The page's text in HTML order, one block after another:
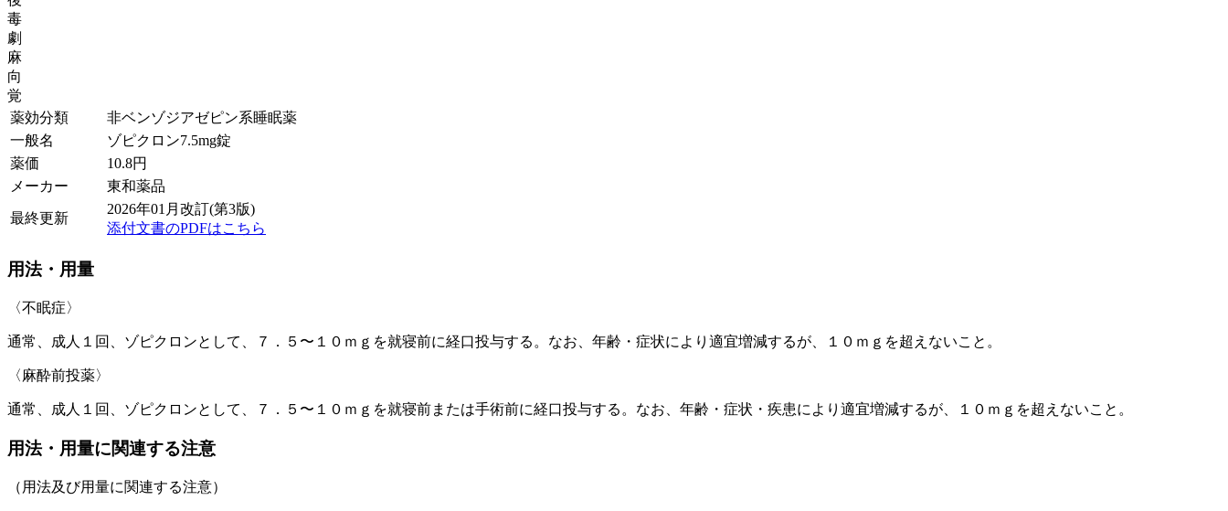
毒
劇
麻
向
覚
薬効分類
非ベンゾジアゼピン系睡眠薬
一般名
ゾピクロン7.5mg錠
薬価
10.8円
メーカー
東和薬品
最終更新
2026年01月改訂(第3版)
添付文書のPDFはこちら
用法・用量
〈不眠症〉
通常、成人１回、ゾピクロンとして、７．５〜１０ｍｇを就寝前に経口投与する。なお、年齢・症状により適宜増減するが、１０ｍｇを超えないこと。
〈麻酔前投薬〉
通常、成人１回、ゾピクロンとして、７．５〜１０ｍｇを就寝前または手術前に経口投与する。なお、年齢・症状・疾患により適宜増減するが、１０ｍｇを超えないこと。
用法・用量に関連する注意
（用法及び用量に関連する注意）